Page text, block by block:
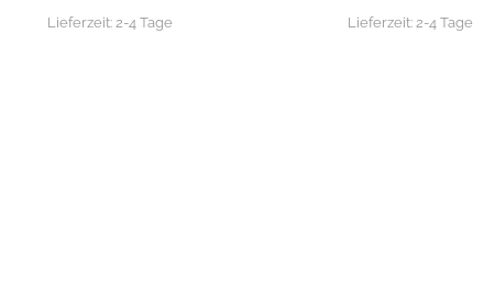
Lieferzeit: 2-4 Tage Lieferzeit:2-4 Tage